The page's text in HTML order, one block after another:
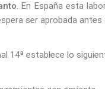
. En España esta
ser aprobada antes
14ª establece lo